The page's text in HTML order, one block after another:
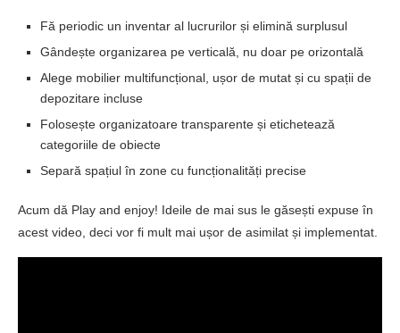
Fă periodic un inventar al lucrurilor și elimină surplusul
Gândește organizarea pe verticală, nu doar pe orizontală
Alege mobilier multifuncțional, ușor de mutat și cu spații de
depozitare incluse
Folosește organizatoare transparente și etichetează
categoriile de obiecte
Separă spațiul în zone cu funcționalități precise
Acum dă Play and enjoy! Ideile de mai sus le găsești expuse în
acest video, deci vor fi mult mai ușor de asimilat și implementat.